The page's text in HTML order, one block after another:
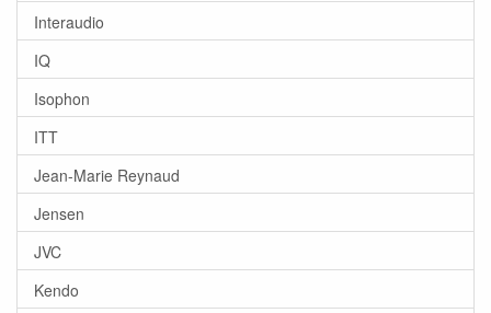
Interaudio
IQ
Isophon
ITT
Jean-Marie Reynaud
Jensen
JVC
Kendo